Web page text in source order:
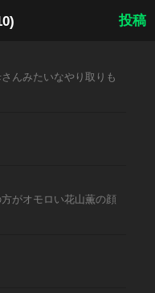
投稿
んみたいなやり取りも
がオモロい花山薫の顔